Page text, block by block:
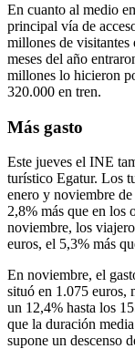
En cuanto al medio
principal vía de
millones de visitantes
meses del año
millones lo hicieron
320.000 en tren.
Más gasto
Este jueves el INE
turístico Egatur. Los
enero y noviembre
2,8% más que en los
noviembre, los
euros, el 5,3% más
En noviembre, el
situó en 1.075 euros,
un 12,4% hasta los
que la duración
supone un descenso